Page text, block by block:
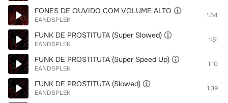
FONES DE OUVIDO COM VOLUME ALTO
EANDSPLEK
1:54
FUNK DE PROSTITUTA (Super Slowed)
EANDSPLEK
1:51
FUNK DE PROSTITUTA (Super Speed Up)
EANDSPLEK
1:10
FUNK DE PROSTITUTA (Slowed)
EANDSPLEK
1:39